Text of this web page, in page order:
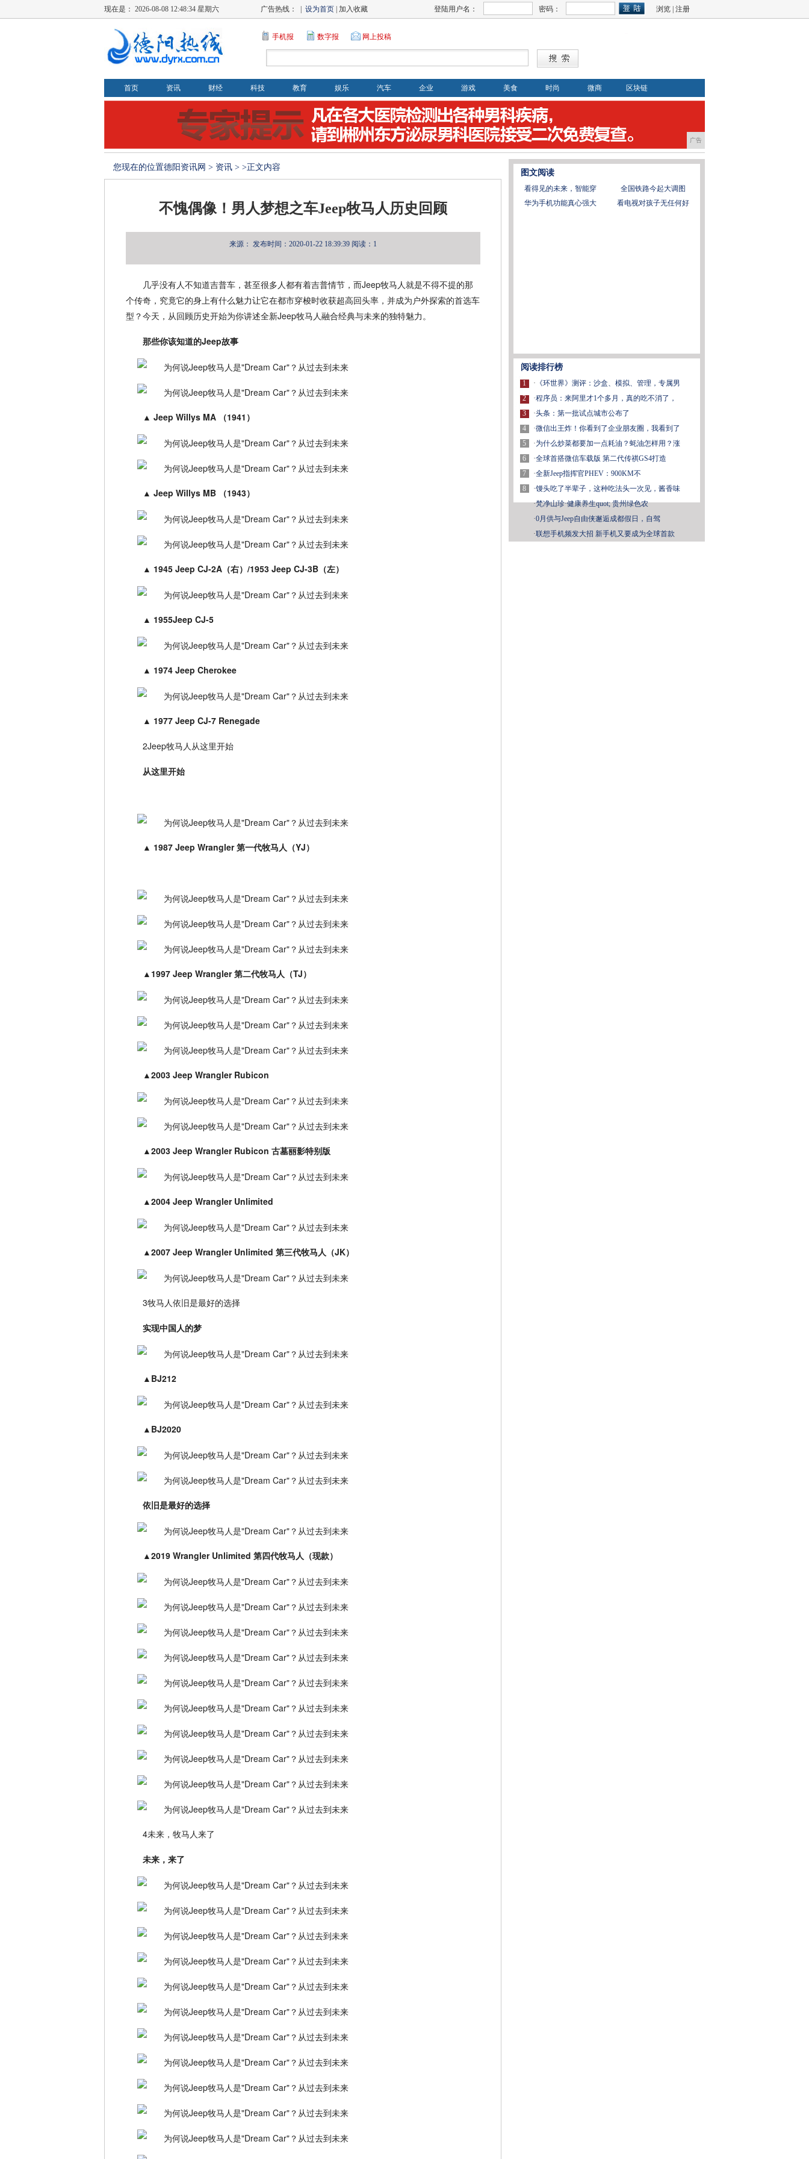
现在是： 2026-08-08 12:48:35 星期六 广告热线： | 设为首页 | 加入收藏 登陆用户名： 密码： 浏览 注册
手机报 数字报 网上投稿
首页 资讯 财经 科技 教育 娱乐 汽车 企业 游戏 美食 时尚 微商 区块链
广告
您现在的位置德阳资讯网 > 资讯 > >正文内容
不愧偶像！男人梦想之车Jeep牧马人历史回顾
来源： 发布时间：2020-01-22 18:39:39 阅读：1
几乎没有人不知道吉普车，甚至很多人都有着吉普情节，而Jeep牧马人就是不得不提的那
个传奇，究竟它的身上有什么魅力让它在都市穿梭时收获超高回头率，并成为户外探索的首选车
型？今天，从回顾历史开始为你讲述全新Jeep牧马人融合经典与未来的独特魅力。
那些你该知道的Jeep故事
▲ Jeep Willys MA （1941）
▲ Jeep Willys MB （1943）
▲ 1945 Jeep CJ-2A（右）/1953 Jeep CJ-3B（左）
▲ 1955Jeep CJ-5
▲ 1974 Jeep Cherokee
▲ 1977 Jeep CJ-7 Renegade
2Jeep牧马人从这里开始
从这里开始
▲ 1987 Jeep Wrangler 第一代牧马人（YJ）
▲ 1997 Jeep Wrangler 第二代牧马人（TJ）
▲2003 Jeep Wrangler Rubicon
▲2003 Jeep Wrangler Rubicon 古墓丽影特别版
▲2004 Jeep Wrangler Unlimited
▲2007 Jeep Wrangler Unlimited 第三代牧马人（JK）
3牧马人依旧是最好的选择
实现中国人的梦
▲ BJ212
▲ BJ2020
依旧是最好的选择
▲2019 Wrangler Unlimited 第四代牧马人（现款）
4未来，牧马人来了
未来，来了
图文阅读
看得见的未来，智能穿
全国铁路今起大调图
华为手机功能真心强大
看电视对孩子无任何好
阅读排行榜
1
2
3
4
5
6
7
8
· 《环世界》测评：沙盒、模拟、管理，专属男
·程序员：来阿里才1个多月，真的吃不消了，
·头条：第一批试点城市公布了
·微信出王炸！你看到了企业朋友圈，我看到了
·为什么炒菜都要加一点耗油？蚝油怎样用？涨
·全球首搭微信车载版 第二代传祺GS4打造
·全新Jeep指挥官PHEV：900KM不
·馒头吃了半辈子，这种吃法头一次见，酱香味
·梵净山珍·健康养生quot; 贵州绿色农
·0月供与Jeep自由侠邂逅成都假日，自驾
·联想手机频发大招 新手机又要成为全球首款